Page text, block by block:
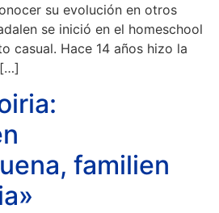
su evolución en otros
se inició en el homeschool
casual. Hace 14 años hizo la
familien